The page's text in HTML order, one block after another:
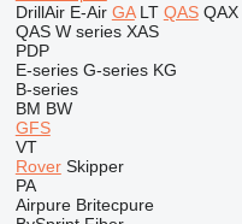
DrillAir E-Air GA LT QAS QAX
QAS W series XAS
PDP
E-series G-series KG
B-series
BM BW
GFS
VT
Rover Skipper
PA
Airpure Britecpure